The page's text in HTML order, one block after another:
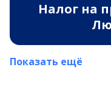
Налог на
Показать ещё